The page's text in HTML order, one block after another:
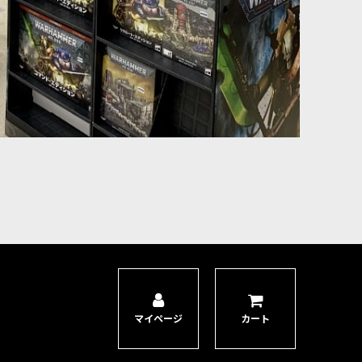
マイページ カート